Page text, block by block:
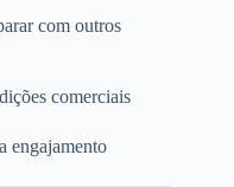
com outros
comerciais
engajamento